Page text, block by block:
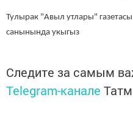
Тулырак "Авыл утлары"
санынында укыгыз
Следите за самым
Telegram-канале